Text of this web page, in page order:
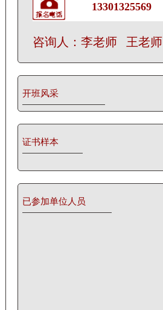
13301325569
咨询人：李老师 王老师
开班风采
证书样本
已参加单位人员